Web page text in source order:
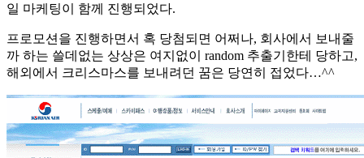
일 마케팅이 함께 진행되었다.
프로모션을 진행하면서 혹 당첨되면 어쩌나, 회사에서 보내줄
까 하는 쓸데없는 상상은 여지없이 random 추출기한테 당하고,
해외에서 크리스마스를 보내려던 꿈은 당연히 접었다…^^